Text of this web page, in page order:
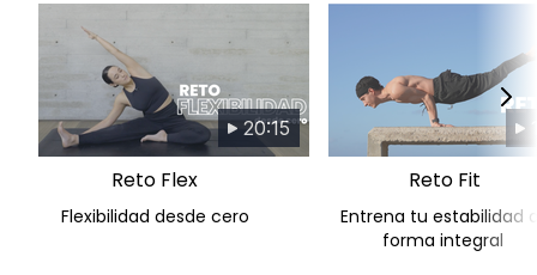
20:15
Reto Flex
Flexibilidad desde cero
Reto Fit
Entrena tu estabilidad
forma integral